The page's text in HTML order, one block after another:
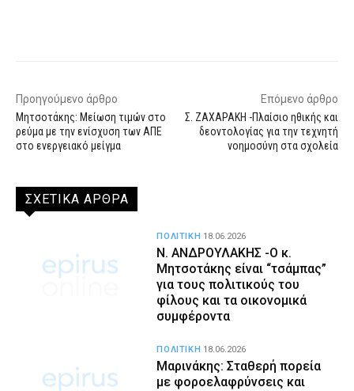
Προηγούμενο άρθρο
Μητσοτάκης: Μείωση τιμών στο
ρεύμα με την ενίσχυση των ΑΠΕ
στο ενεργειακό μείγμα
Επόμενο άρθρο
Σ. ΖΑΧΑΡΑΚΗ -Πλαίσιο ηθικής και
δεοντολογίας για την τεχνητή
νοημοσύνη στα σχολεία
ΣΧΕΤΙΚΑ ΑΡΘΡΑ
Ν. ΑΝΔΡΟΥΛΑΚΗΣ -Ο κ.
Μητσοτάκης είναι “τσάμπας”
για τους πολιτικούς του
φίλους και τα οικονομικά
συμφέροντα
ΠΟΛΙΤΙΚΗ 18.06.2026
Μαρινάκης: Σταθερή πορεία
με φοροελαφρύνσεις και
ΠΟΛΙΤΙΚΗ 18.06.2026